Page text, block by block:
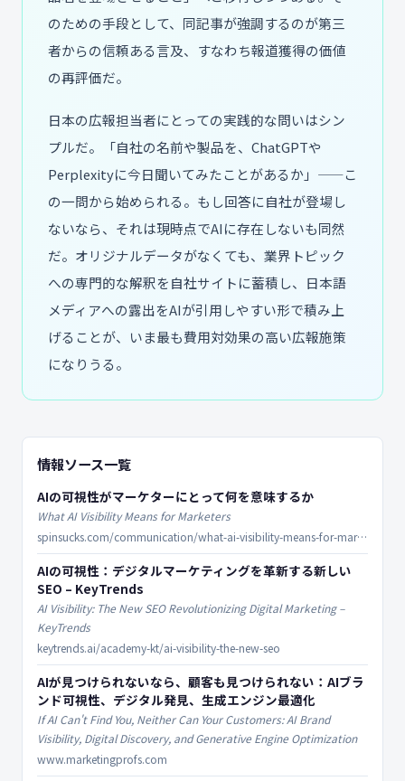
のための手段として、同記事が強調するのが第三
者からの信頼ある言及、すなわち報道獲得の価値
の再評価だ。
日本の広報担当者にとっての実践的な問いはシン
プルだ。「自社の名前や製品を、ChatGPTや
Perplexityに今日聞いてみたことがあるか」——こ
の一問から始められる。もし回答に自社が登場し
ないなら、それは現時点でAIに存在しないも同然
だ。オリジナルデータがなくても、業界トピック
への専門的な解釈を自社サイトに蓄積し、日本語
メディアへの露出をAIが引用しやすい形で積み上
げることが、いま最も費用対効果の高い広報施策
になりうる。
情報ソース一覧
AIの可視性がマーケターにとって何を意味するか
What AI Visibility Means for Marketers
spinsucks.com/communication/what-ai-visibility-means-for-marketers/
AIの可視性：デジタルマーケティングを革新する新しい
SEO – KeyTrends
AI Visibility: The New SEO Revolutionizing Digital Marketing –
KeyTrends
keytrends.ai/academy-kt/ai-visibility-the-new-seo
AIが見つけられないなら、顧客も見つけられない：AIブラ
ンド可視性、デジタル発見、生成エンジン最適化
If AI Can't Find You, Neither Can Your Customers: AI Brand
Visibility, Digital Discovery, and Generative Engine Optimization
www.marketingprofs.com